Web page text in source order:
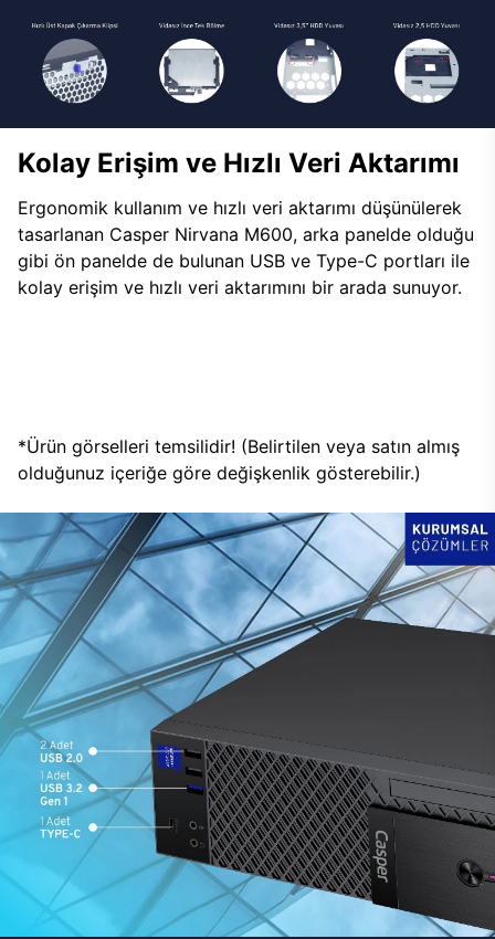
Kolay Erişim ve Hızlı Veri Aktarımı
Ergonomik kullanım ve hızlı veri aktarımı düşünülerek
tasarlanan Casper Nirvana M600, arka panelde olduğu
gibi ön panelde de bulunan USB ve Type-C portları ile
kolay erişim ve hızlı veri aktarımını bir arada sunuyor.
*Ürün görselleri temsilidir! (Belirtilen veya satın almış
olduğunuz içeriğe göre değişkenlik gösterebilir.)